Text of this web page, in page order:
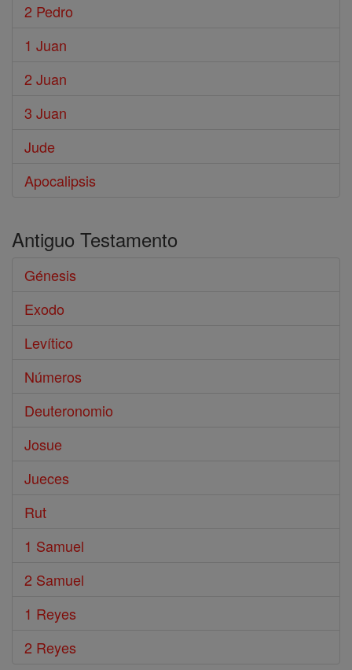
2 Pedro
1 Juan
2 Juan
3 Juan
Jude
Apocalipsis
Antiguo Testamento
Génesis
Exodo
Levítico
Números
Deuteronomio
Josue
Jueces
Rut
1 Samuel
2 Samuel
1 Reyes
2 Reyes